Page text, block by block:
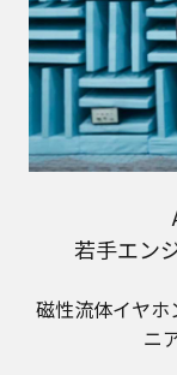
若手エン
磁性流体イヤホ
ニ